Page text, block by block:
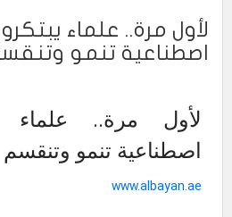
لأول مرة.. علماء
اصطناعية تنمو
لأول مرة.. علماء
اصطناعية تنمو
www.albayan.ae